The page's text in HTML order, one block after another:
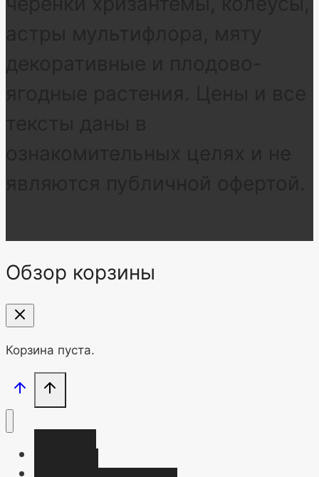
Обзор корзины
Корзина пуста.